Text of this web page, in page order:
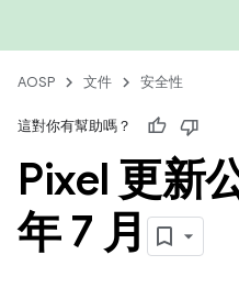
AOSP 文件 安全性
這對你有幫助嗎？
Pixel 更新
年 7 月